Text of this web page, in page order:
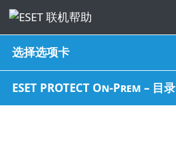
选择选项卡
ESET PROTECT On-Prem – 目录